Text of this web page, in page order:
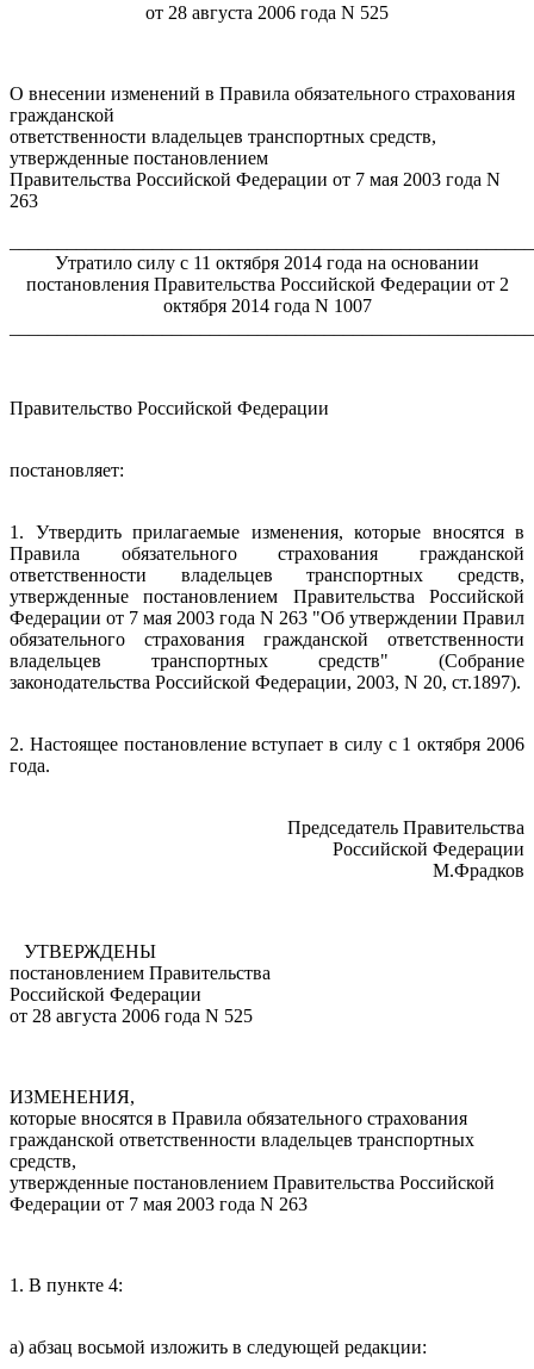
от 28 августа 2006 года N 525
О внесении изменений в Правила обязательного страхования
гражданской
ответственности владельцев транспортных средств,
утвержденные постановлением
Правительства Российской Федерации от 7 мая 2003 года N
263
Утратило силу с 11 октября 2014 года на основании
постановления Правительства Российской Федерации от 2
октября 2014 года N 1007
Правительство Российской Федерации
постановляет:
1. Утвердить прилагаемые изменения, которые вносятся в
Правила обязательного страхования гражданской
ответственности владельцев транспортных средств,
утвержденные постановлением Правительства Российской
Федерации от 7 мая 2003 года N 263 "Об утверждении Правил
обязательного страхования гражданской ответственности
владельцев транспортных средств" (Собрание
законодательства Российской Федерации, 2003, N 20, ст.1897).
2. Настоящее постановление вступает в силу с 1 октября 2006
года.
Председатель Правительства
Российской Федерации
М.Фрадков
УТВЕРЖДЕНЫ
постановлением Правительства
Российской Федерации
от 28 августа 2006 года N 525
ИЗМЕНЕНИЯ,
которые вносятся в Правила обязательного страхования
гражданской ответственности владельцев транспортных
средств,
утвержденные постановлением Правительства Российской
Федерации от 7 мая 2003 года N 263
1. В пункте 4:
а) абзац восьмой изложить в следующей редакции: